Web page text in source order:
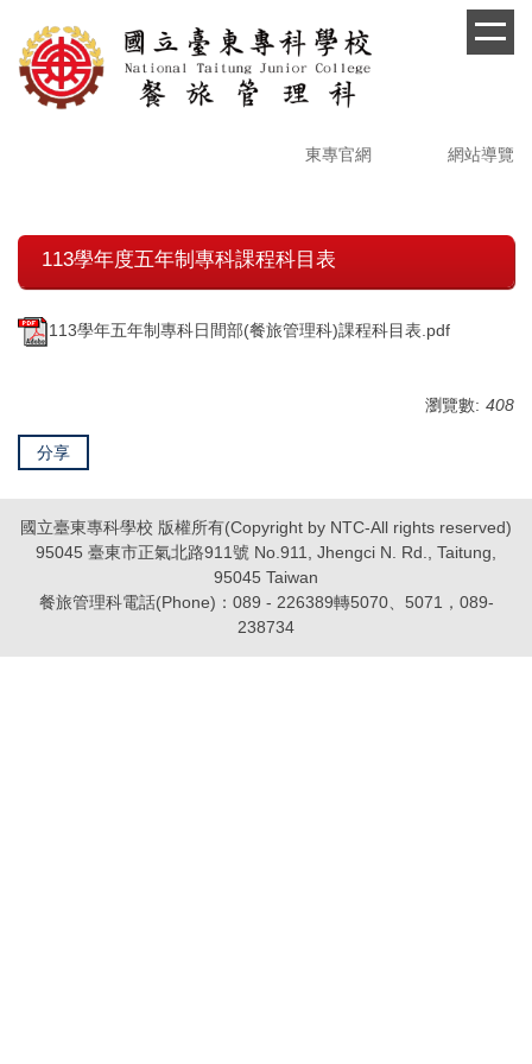
到
主
要
東專官網 網站導覽
113學年度五年制專科課程科目表
113學年五年制專科日間部(餐旅管理科)課程科目表.pdf
瀏覽數: 408
分享
國立臺東專科學校 版權所有(Copyright by NTC-All rights reserved)
95045 臺東市正氣北路911號 No.911, Jhengci N. Rd., Taitung,
95045 Taiwan
餐旅管理科電話(Phone)：089 - 226389轉5070、5071，089-
238734